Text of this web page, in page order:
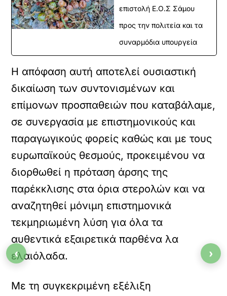
επιστολή Ε.Ο.Σ Σάμου
προς την πολιτεία και τα
συναρμόδια υπουργεία
Η απόφαση αυτή αποτελεί ουσιαστική
δικαίωση των συντονισμένων και
επίμονων προσπαθειών που καταβάλαμε,
σε συνεργασία με επιστημονικούς και
παραγωγικούς φορείς καθώς και με τους
ευρωπαϊκούς θεσμούς, προκειμένου να
διορθωθεί η πρόταση άρσης της
παρέκκλισης στα όρια στερολών και να
αναζητηθεί μόνιμη επιστημονικά
τεκμηριωμένη λύση για όλα τα
αυθεντικά εξαιρετικά παρθένα λα
ελαιόλαδα.
Με τη συγκεκριμένη εξέλιξη
‹ ›